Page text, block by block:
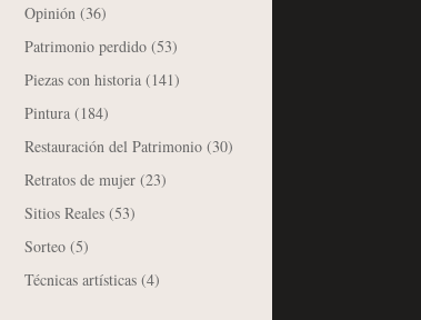
Opinión (36)
Patrimonio perdido (53)
Piezas con historia (141)
Pintura (184)
Restauración del Patrimonio (30)
Retratos de mujer (23)
Sitios Reales (53)
Sorteo (5)
Técnicas artísticas (4)